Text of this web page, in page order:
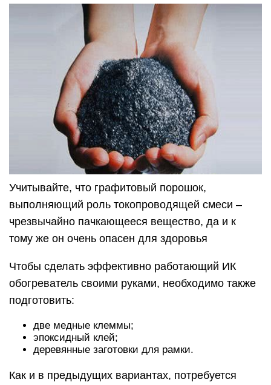
Учитывайте, что графитовый порошок,
выполняющий роль токопроводящей смеси –
чрезвычайно пачкающееся вещество, да и к
тому же он очень опасен для здоровья
Чтобы сделать эффективно работающий ИК
обогреватель своими руками, необходимо также
подготовить:
две медные клеммы;
эпоксидный клей;
деревянные заготовки для рамки.
Как и в предыдущих вариантах, потребуется